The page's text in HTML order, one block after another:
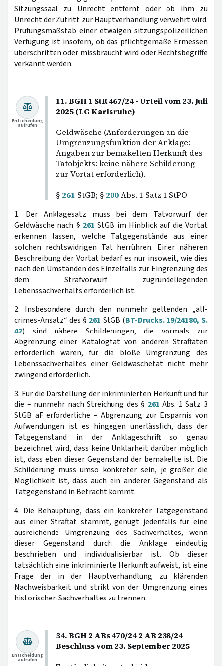
Sitzungssaal zu Unrecht entfernt oder ob ihm zu
Unrecht der Zutritt zur Hauptverhandlung verwehrt wird.
Prüfungsmaßstab einer etwaigen sitzungspolizeilichen
Verfügung ist insofern, ob das pflichtgemäße Ermessen
überschritten oder missbraucht wird oder Rechtsbegriffe
verkannt werden.
11. BGH 1 StR 467/24 - Urteil vom 23. Juli
2025 (LG Karlsruhe)
Geldwäsche (Anforderungen an die
Umgrenzungsfunktion der Anklage:
Angaben zur bemakelten Herkunft des
Tatobjekts: keine nähere Schilderung
zur Vortat erforderlich).
§ 261 StGB; § 200Abs. 1 Satz 1 StPO
Entscheidung
aufrufen
1. Der Anklagesatz muss bei dem Tatvorwurf der
Geldwäsche nach § 261 StGB im Hinblick auf die Vortat
erkennen lassen, welche Tatgegenstände aus einer
solchen rechtswidrigen Tat herrühren. Einer näheren
Beschreibung der Vortat bedarf es nur insoweit, wie dies
nach den Umständen des Einzelfalls zur Eingrenzung des
dem Strafvorwurf zugrundeliegenden
Lebenssachverhalts erforderlich ist.
2. Insbesondere durch den nunmehr geltenden „all-
crimes-Ansatz“ des § 261 StGB (BT-Drucks. 19/24180, S.
42) sind nähere Schilderungen, die vormals zur
Abgrenzung einer Katalogtat von anderen Straftaten
erforderlich waren, für die bloße Umgrenzung des
Lebenssachverhaltes einer Geldwäschetat nicht mehr
zwingend erforderlich.
3. Für die Darstellung der inkriminierten Herkunft und für
die – nunmehr nach Streichung des § 261 Abs. 1 Satz 3
StGB aF erforderliche – Abgrenzung zur Ersparnis von
Aufwendungen ist es hingegen unerlässlich, dass der
Tatgegenstand in der Anklageschrift so genau
bezeichnet wird, dass keine Unklarheit darüber möglich
ist, dass eben dieser Gegenstand der bemakelte ist. Die
Schilderung muss umso konkreter sein, je größer die
Möglichkeit ist, dass auch ein anderer Gegenstand als
Tatgegenstand in Betracht kommt.
4. Die Behauptung, dass ein konkreter Tatgegenstand
aus einer Straftat stammt, genügt jedenfalls für eine
ausreichende Umgrenzung des Sachverhaltes, wenn
dieser Gegenstand durch die Anklage eindeutig
beschrieben und individualisierbar ist. Ob dieser
tatsächlich eine inkriminierte Herkunft aufweist, ist eine
Frage der in der Hauptverhandlung zu klärenden
Nachweisbarkeit und strikt von der Umgrenzung eines
historischen Sachverhaltes zu trennen.
34. BGH 2 ARs 470/24 2 AR 238/24 -
Beschluss vom 23. September 2025
Entscheidung
aufrufen